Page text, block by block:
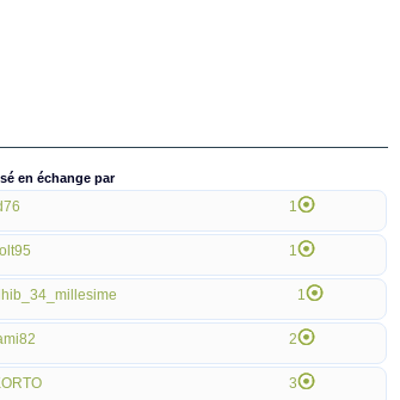
en échange par
1
1
1
2
3